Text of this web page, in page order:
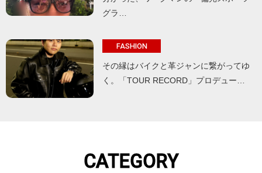
グラ…
FASHION
その縁はバイクと革ジャンに繋がってゆ
く。「TOUR RECORD」プロデュー…
CATEGORY